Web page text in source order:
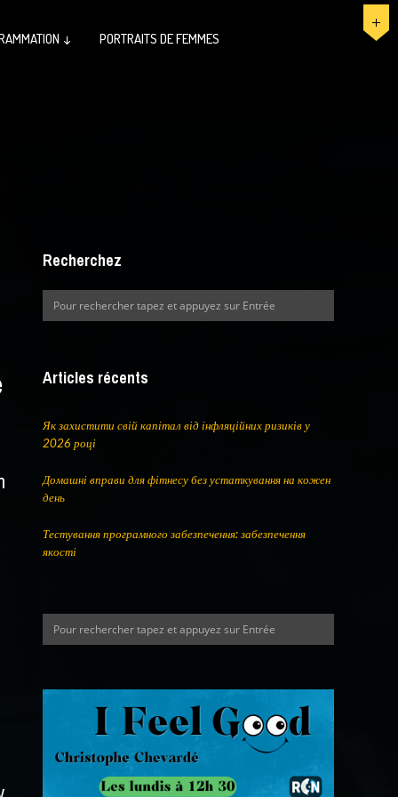
↓ PORTRAITS DE FEMMES
Recherchez
Articles récents
Як захистити свій капітал від інфляційних ризиків у
2026 році
Домашні вправи для фітнесу без устаткування на кожен
день
Тестування програмного забезпечення: забезпечення
якості